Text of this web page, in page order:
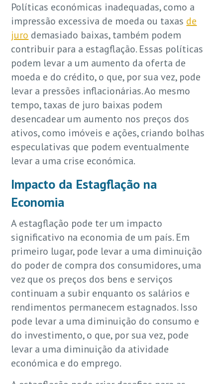
Políticas económicas inadequadas, como a
impressão excessiva de moeda ou taxas de
juro demasiado baixas, também podem
contribuir para a estagflação. Essas políticas
podem levar a um aumento da oferta de
moeda e do crédito, o que, por sua vez, pode
levar a pressões inflacionárias. Ao mesmo
tempo, taxas de juro baixas podem
desencadear um aumento nos preços dos
ativos, como imóveis e ações, criando bolhas
especulativas que podem eventualmente
levar a uma crise económica.
Impacto da Estagflação na
Economia
A estagflação pode ter um impacto
significativo na economia de um país. Em
primeiro lugar, pode levar a uma diminuição
do poder de compra dos consumidores, uma
vez que os preços dos bens e serviços
continuam a subir enquanto os salários e
rendimentos permanecem estagnados. Isso
pode levar a uma diminuição do consumo e
do investimento, o que, por sua vez, pode
levar a uma diminuição da atividade
económica e do emprego.